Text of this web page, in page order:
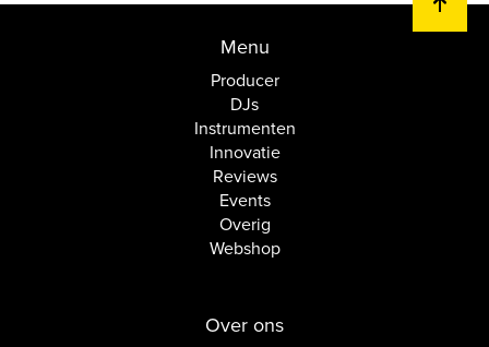
Menu
Producer
DJs
Instrumenten
Innovatie
Reviews
Events
Overig
Webshop
Over ons